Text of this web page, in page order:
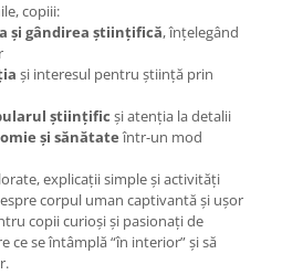
copiii:
și gândirea științifică, înțelegând
și interesul pentru știință prin
științific și atenția la detalii
și sănătateîntr-un mod
explicații simple și activități
corpul uman captivantă și ușor
copii curioși și pasionați de
ce se întâmplă “în interior” și să